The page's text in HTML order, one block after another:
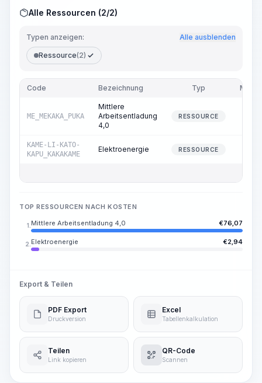
Alle Ressourcen (2/2)
Typen anzeigen: Alle ausblenden
Ressource(2)
Code Bezeichnung Typ
ME_MEKAKA_PUKA
Mittlere
Arbeitsentladung
4,0
RESSOURCE
KAME-LI-KATO-
KAPU_KAKAKAME
Elektroenergie RESSOURCE
TOP RESSOURCEN NACH KOSTEN
1. Mittlere Arbeitsentladung 4,0 €76,07
2. Elektroenergie €2,94
Export & Teilen
PDF Export
Druckversion
Excel
Tabellenkalkulation
Teilen
Link kopieren
QR-Code
Scannen